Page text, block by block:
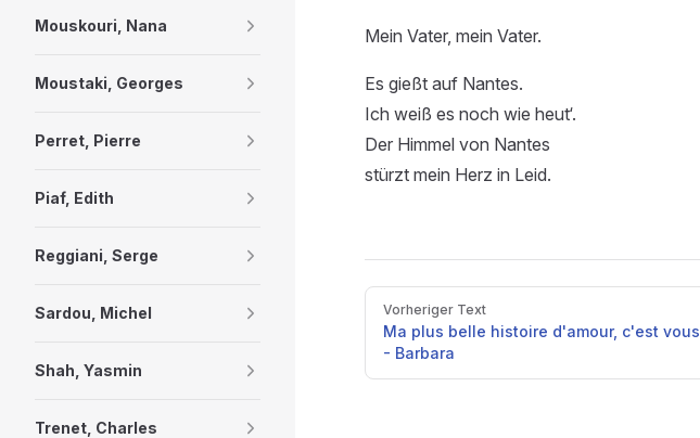
Mouskouri, Nana
Moustaki, Georges
Perret, Pierre
Piaf, Edith
Reggiani, Serge
Sardou, Michel
Shah, Yasmin
Trenet, Charles
Mein Vater, mein Vater.
Es gießt auf Nantes.
Ich weiß es noch wie heut‘.
Der Himmel von Nantes
stürzt mein Herz in Leid.
PagerVorheriger Text
Ma plus belle histoire d'amour, c'est vous
- Barbara